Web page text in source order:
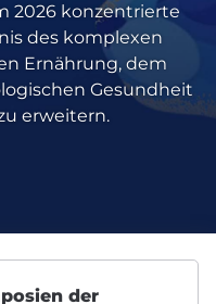
2026 konzentrierte
des komplexen
Ernährung, dem
Gesundheit
erweitern.